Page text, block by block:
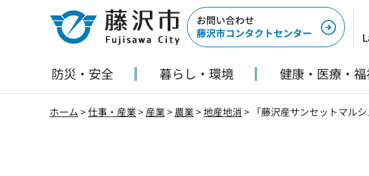
藤沢市
お問い合わせ
藤沢市コンタクトセンター
防災・安全 暮らし・環境 健康・医療・福
ホーム >仕事・産業>産業> 農業>地産地消 > 「藤沢産サンセットマル